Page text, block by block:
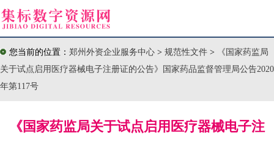
您当前的位置： 郑州外资企业服务中心 > 规范性文件 >
《国家药监局
关于试点启用医疗器械电子注册证的公告》国家药品监督管理局公告2020
年第117号
《国家药监局关于试点启用医疗器械电子注